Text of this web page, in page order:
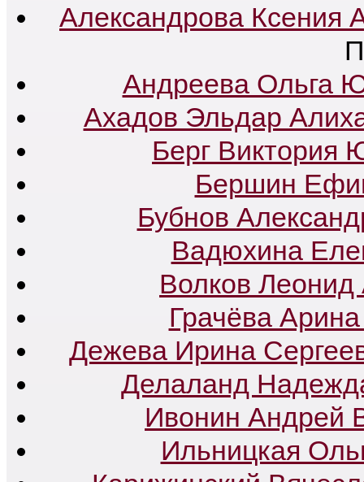
Александрова Ксения
Андреева Ольга
Ахадов Эльдар
Берг Виктория
Бершин
Бубнов
Вадюхина
Волков Леонид
Грачёва
Дежева Ирина
Делаланд
Ивонин Андрей
Ильницкая